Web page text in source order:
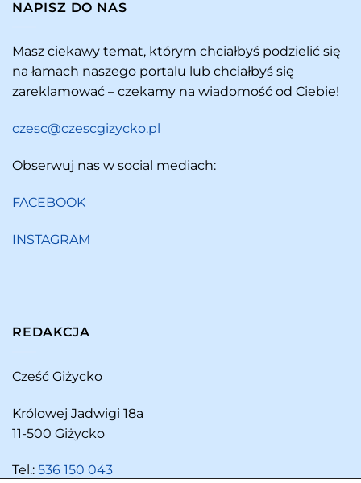
NAPISZ DO NAS
Masz ciekawy temat, którym chciałbyś podzielić się
na łamach naszego portalu lub chciałbyś się
zareklamować – czekamy na wiadomość od Ciebie!
czesc@czescgizycko.pl
Obserwuj nas w social mediach:
FACEBOOK
INSTAGRAM
REDAKCJA
Cześć Giżycko
Królowej Jadwigi 18a
11-500 Giżycko
Tel.: 536 150 043